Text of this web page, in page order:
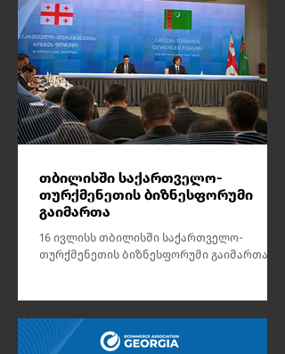
თბილისში საქართველო-
თურქმენეთის ბიზნესფორუმი
გაიმართა
16 ივლისს თბილისში საქართველო-
თურქმენეთის ბიზნესფორუმი გაიმართა,